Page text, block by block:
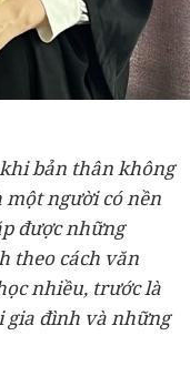
bản thân không
người có nền
được những
theo cách văn
nhiều, trước là
gia đình và những